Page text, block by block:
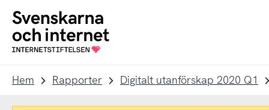
navigation
innehåll
To
startpage
Hem Rapporter Digitalt utanförskap 2020 Q1